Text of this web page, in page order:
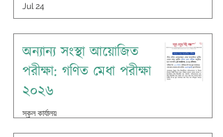
Jul 24
অন্যান্য সংস্থা আয়োজিত
পরীক্ষা: গণিত মেধা পরীক্ষা
২০২৬
স্কুল কার্যালয়